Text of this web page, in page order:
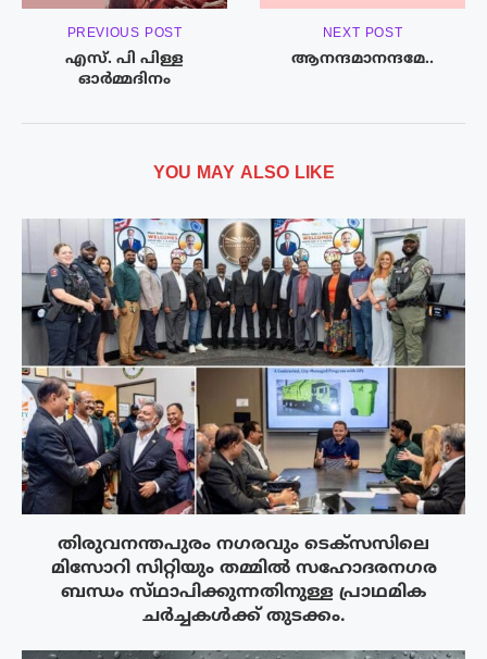
PREVIOUS POST
എസ്. പി പിള്ള
ഓർമ്മദിനം
NEXT POST
ആനന്ദമാനന്ദമേ..
YOU MAY ALSO LIKE
തിരുവനന്തപുരം നഗരവും ടെക്‌സസിലെ
മിസോറി സിറ്റിയും തമ്മിൽ സഹോദരനഗര
ബന്ധം സ്‌ഥാപിക്കുന്നതിനുള്ള പ്രാഥമിക
ചർച്ചകൾക്ക് തുടക്കം.